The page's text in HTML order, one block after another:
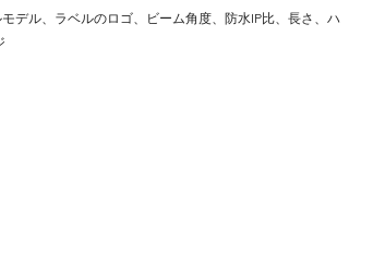
デル、ラベルのロゴ、ビーム角度、防水IP比、長さ、ハ